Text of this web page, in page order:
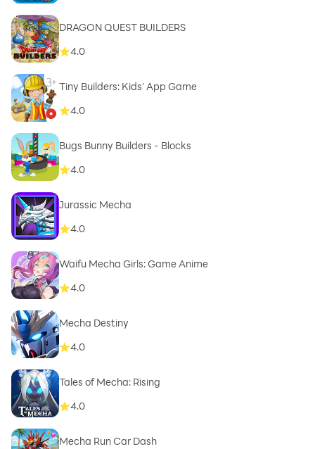
DRAGON QUEST BUILDERS
4.0
Tiny Builders: Kids' App Game
4.0
Bugs Bunny Builders - Blocks
4.0
Jurassic Mecha
4.0
Waifu Mecha Girls: Game Anime
4.0
Mecha Destiny
4.0
Tales of Mecha: Rising
4.0
Mecha Run Car Dash